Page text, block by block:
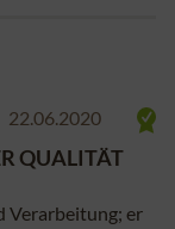
22.06.2020
QUALITÄT
Verarbeitung; er